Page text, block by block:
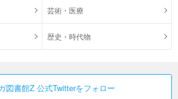
芸術・医療
歴史・時代物
図書館Z 公式Twitterをフォロー